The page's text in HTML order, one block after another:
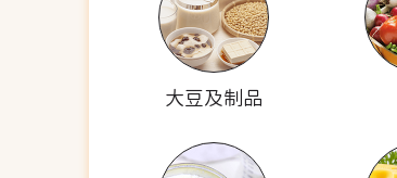
大豆及制品